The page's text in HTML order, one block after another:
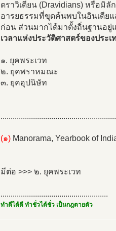
ดราวิเดียน (Dravidians) หรือมิ
อารยธรรมที่ขุดค้นพบในอินเดีย
ก่อน ส่วนมากได้มาตั้งถิ่นฐานอ
เวลาแห่งประวัติศาสตร์ของประ
๑. ยุคพระเวท
๒. ยุคพราหมณะ
๓. ยุคอุปนิษัท
(๑) Manorama, Yearbook of
มีต่อ >>> ๒. ยุคพระเวท
.....................................................
ทำดีได้ดี ทำชั่วได้ชั่ว เป็นกฎตายตัว